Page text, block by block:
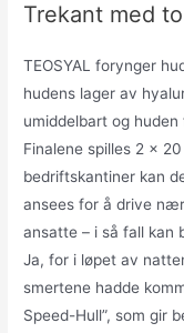
Trekant med
TEOSYAL forynger
hudens lager av
umiddelbart og
Finalene spilles 2 x
bedriftskantiner kan
ansees for å drive
ansatte – i så fall kan
Ja, for i løpet av
smertene hadde
Speed-Hull”, som gir